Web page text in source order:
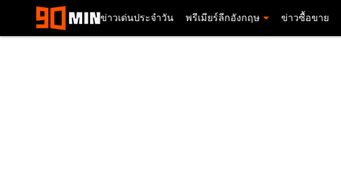
ข่าวเด่นประจำวัน พรีเมียร์ลีกอังกฤษ ข่าวซื้อขาย